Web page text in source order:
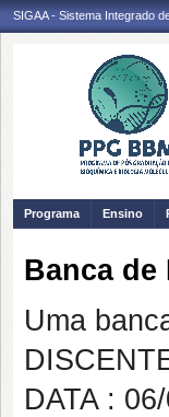
SIGAA - Sistema Integrado
Programa Ensino
Banca de
Uma
DATA :